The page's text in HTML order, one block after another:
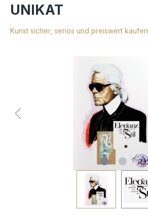
UNIKAT
Kunst sicher, seriös und preiswert kaufen